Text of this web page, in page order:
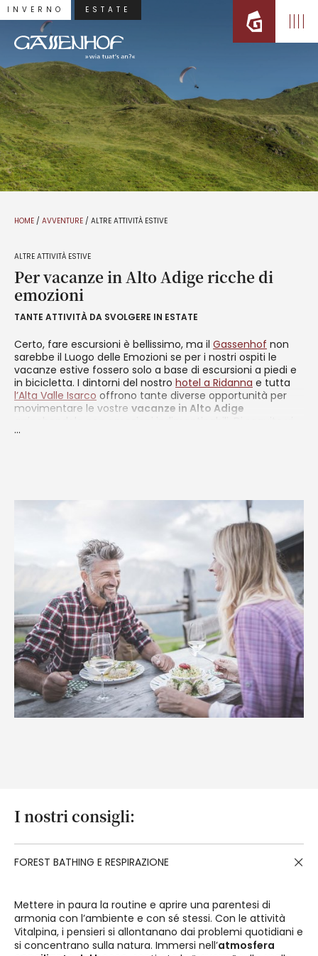
INVERNO ESTATE
HOME / AVVENTURE / ALTRE ATTIVITÀ ESTIVE
ALTRE ATTIVITÀ ESTIVE
Per vacanze in Alto Adige ricche di
emozioni
TANTE ATTIVITÀ DA SVOLGERE IN ESTATE
Certo, fare escursioni è bellissimo, ma il Gassenhof non
sarebbe il Luogo delle Emozioni se per i nostri ospiti le
vacanze estive fossero solo a base di escursioni a piedi e
in bicicletta. I dintorni del nostro hotel a Ridanna e tutta
l’Alta Valle Isarco offrono tante diverse opportunità per
movimentare le vostre vacanze in Alto Adige
proponiamo una panoramica con i nostri suggerimenti…
...
I nostri consigli:
FOREST BATHING E RESPIRAZIONE
Mettere in paura la routine e aprire una parentesi di
armonia con l’ambiente e con sé stessi. Con le attività
Vitalpina, i pensieri si allontanano dai problemi quotidiani e
si concentrano sulla natura. Immersi nell’atmosfera